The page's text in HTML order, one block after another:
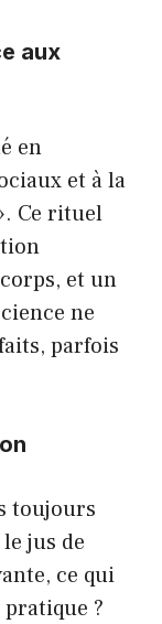
aux
en
et à la
Ce rituel
et un
ne
parfois
toujours
jus de
ce qui
?